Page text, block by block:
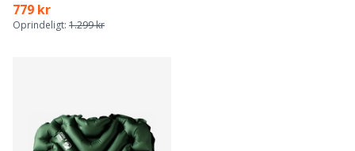
779 kr
Oprindeligt: 1.299 kr